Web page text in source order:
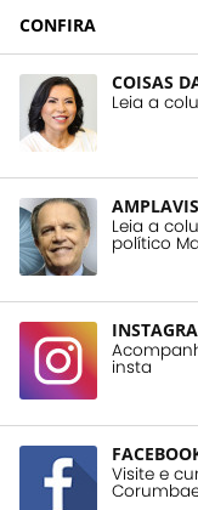
CONFIRA
COISAS
Leia a
Leia a
político
insta
Visite e